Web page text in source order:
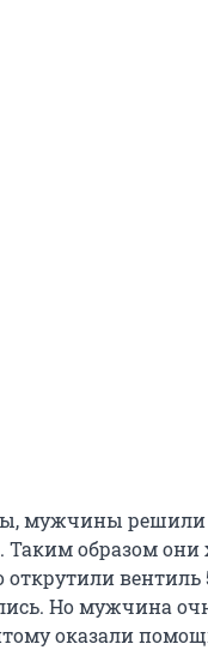
мужчины
образом они
вентиль
Но мужчина
оказали